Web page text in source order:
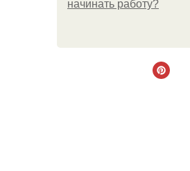
начинать работу?